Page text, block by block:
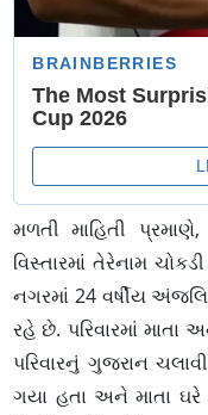
મળતી માહિતી
વિસ્તારમાં તેરેનામ
નગરમાં 24 વર્ષીય અંજલિ
રહે છે. પરિવારમાં માતા
પરિવારનું ગુજરાન
ગયા હતા અને માતા ઘરે